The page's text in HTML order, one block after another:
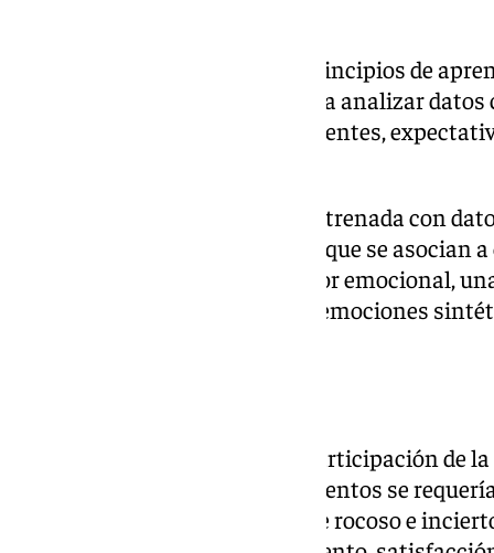
El marco de trabajo combina principios de
aprendizaje no supervisado para analizar
agente, como recompensas recientes,
A través de una red neuronal entrenada con
identifica patrones temporales que se asocian
neuronal actúa como codificador emocional,
artificial para la IA, que genera emociones
LOVE cuenta también con la participación de
UGR. Así, en uno de los experimentos se
alunizar una nave en un paisaje rocoso e